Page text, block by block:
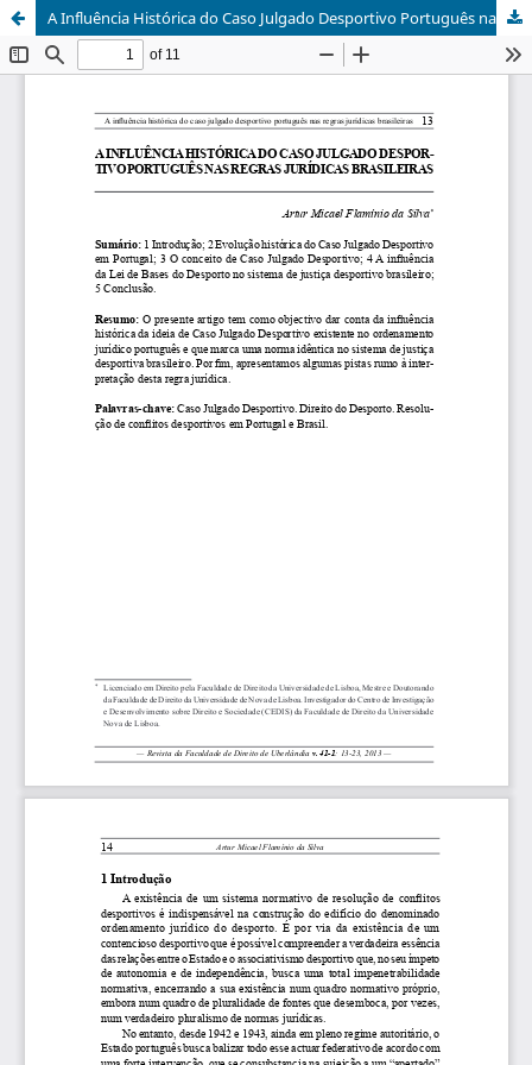
A Influência Histórica do Caso Julgado Desportivo Português nas Regras Jurídicas Brasileiras